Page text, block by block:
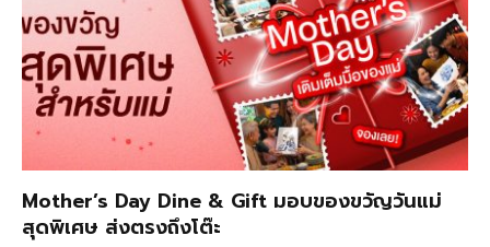
Mother’s Day Dine & Gift มอบของขวัญวันแม่
สุดพิเศษ ส่งตรงถึงโต๊ะ